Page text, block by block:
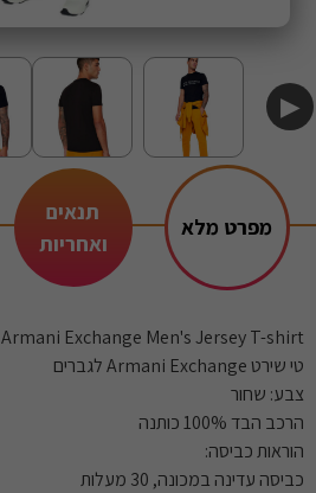
▶
מפרט מלא
תנאים
ואחריות
Armani Exchange Men's Jersey T-shirt
טי שירט Armani Exchange לגברים
צבע: שחור
הרכב הבד 100% כותנה
הוראות כביסה:
כביסה עדינה במכונה, 30 מעלות